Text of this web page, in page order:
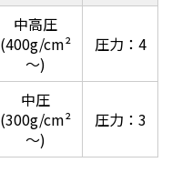
中高圧
(400g/cm²
～)
圧力：4
中圧
(300g/cm²
～)
圧力：3